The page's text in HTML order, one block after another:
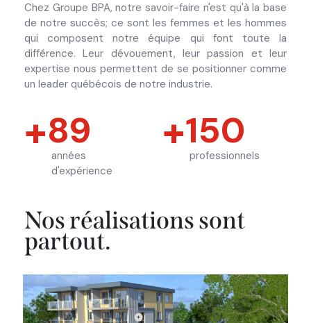
Chez Groupe BPA, notre savoir-faire n'est qu'à la base
de notre succès; ce sont les femmes et les hommes
qui composent notre équipe qui font toute la
différence. Leur dévouement, leur passion et leur
expertise nous permettent de se positionner comme
un leader québécois de notre industrie.
89
années
d'expérience
150
professionnels
Nos réalisations sont
partout.